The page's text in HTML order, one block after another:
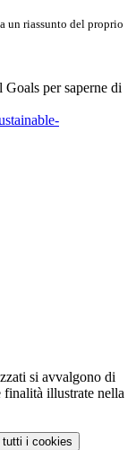
un riassunto del proprio
per saperne di
si avvalgono di
finalità illustrate nella
i cookies